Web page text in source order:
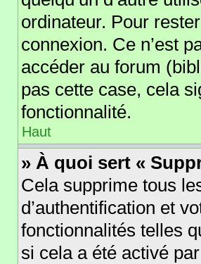
ordinateur. Pour
connexion. Ce n’est
accéder au forum
pas cette case, cela
fonctionnalité.
Haut
» À quoi sert «
Cela supprime tous
d’authentification et
fonctionnalités telles
si cela a été activé